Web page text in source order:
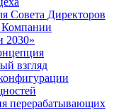
Совета Директоров
Компании
2030»
взгляд
перерабатывающих